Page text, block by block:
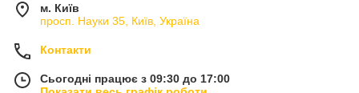
м. Київ
просп. Науки 35, Київ, Україна
Контакти
Сьогодні працює з 09:30 до 17:00